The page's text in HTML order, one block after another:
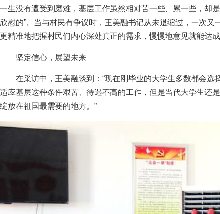
一生没有遭受到磨难，基层工作虽然相对苦一些、累一些，却
欣慰的”。当与村民有争议时，王美融书记从未退缩过，一次
更精准地把握村民们内心深处真正的需求，慢慢地意见就能达
坚定信心，展望未来
在采访中，王美融谈到：“现在刚毕业的大学生多数都会
适应基层这种条件艰苦、待遇不高的工作，但是当代大学生还
绽放在祖国最需要的地方。”